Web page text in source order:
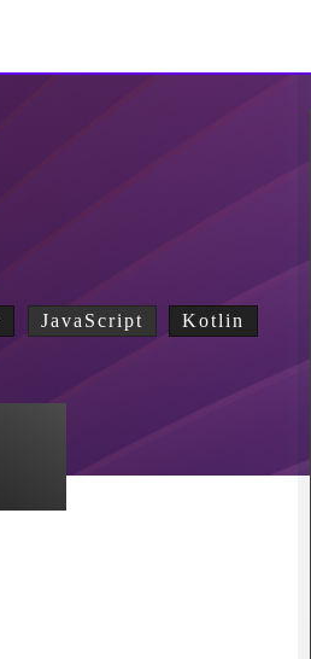
JavaScript
Kotlin